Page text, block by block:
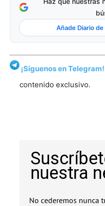
Añade Diario
¡Síguenos en Telegram!
contenido exclusivo.
nuestra
No cederemos nunca